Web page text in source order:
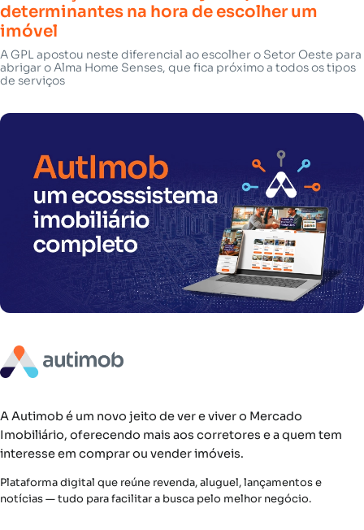
determinantes na hora de escolher um
imóvel
A GPL apostou neste diferencial ao escolher o Setor Oeste para
abrigar o Alma Home Senses, que fica próximo a todos os tipos
de serviços
A Autimob é um novo jeito de ver e viver o Mercado
Imobiliário, oferecendo mais aos corretores e a quem tem
interesse em comprar ou vender imóveis.
Plataforma digital que reúne revenda, aluguel, lançamentos e
notícias — tudo para facilitar a busca pelo melhor negócio.